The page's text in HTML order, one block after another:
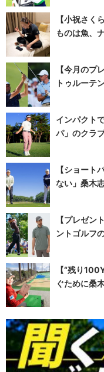
【小祝さ
ものは魚、
【今月のプ
トゥルーテ
インパクト
パ」のクラ
【ショート
ない」桑木
【プレゼン
ントゴルフ
【“残り
ぐために桑